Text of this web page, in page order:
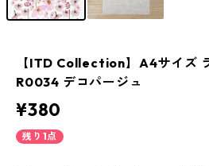
【ITD Collection】A4サイズ
R0034 デコパージュ
¥380
残り1点